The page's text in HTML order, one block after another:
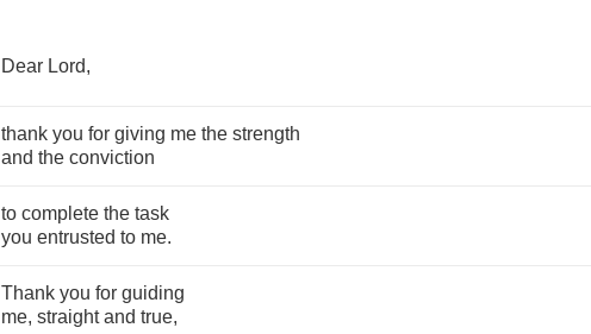
Dear Lord,
thank you for giving me the strength
and the conviction
to complete the task
you entrusted to me.
Thank you for guiding
me, straight and true,